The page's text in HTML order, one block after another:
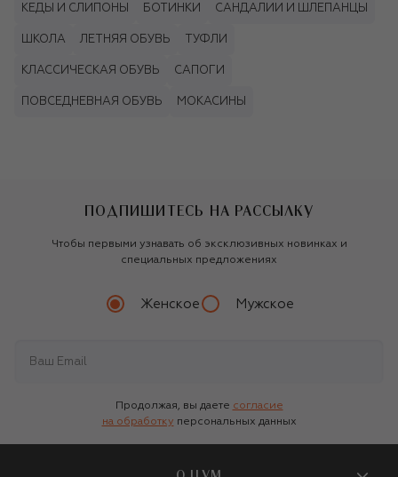
КЕДЫ И СЛИПОНЫ БОТИНКИ САНДАЛИИ И ШЛЕПАНЦЫ
ШКОЛА ЛЕТНЯЯ ОБУВЬ ТУФЛИ
КЛАССИЧЕСКАЯ ОБУВЬ САПОГИ
ПОВСЕДНЕВНАЯ ОБУВЬ МОКАСИНЫ
ПОДПИШИТЕСЬ НА РАССЫЛКУ
Чтобы первыми узнавать об эксклюзивных новинках и
специальных предложениях
Женское Мужское
Продолжая, вы даете согласие
на обработку персональных данных